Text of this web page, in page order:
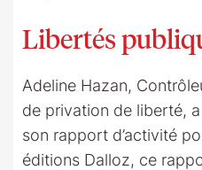
Libertés
Adeline Hazan,
de privation de liberté,
son rapport d’activité
éditions Dalloz, ce